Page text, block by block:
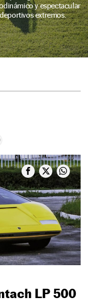
y espectacular
extremos.
LP 500